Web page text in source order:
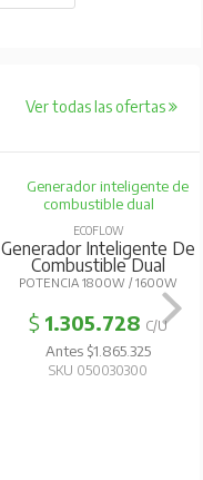
Ver todas las ofertas
ECOFLOW
Generador Inteligente De
Combustible Dual
POTENCIA 1800W / 1600W
$ 1.305.728 C/U
Antes $1.865.325
SKU 050030300